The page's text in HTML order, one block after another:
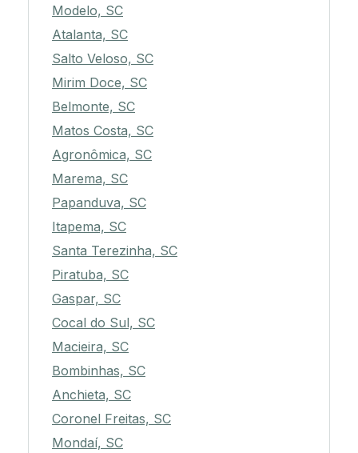
Modelo, SC
Atalanta, SC
Salto Veloso, SC
Mirim Doce, SC
Belmonte, SC
Matos Costa, SC
Agronômica, SC
Marema, SC
Papanduva, SC
Itapema, SC
Santa Terezinha, SC
Piratuba, SC
Gaspar, SC
Cocal do Sul, SC
Macieira, SC
Bombinhas, SC
Anchieta, SC
Coronel Freitas, SC
Mondaí, SC